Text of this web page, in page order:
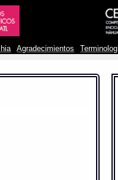
Agradecimientos